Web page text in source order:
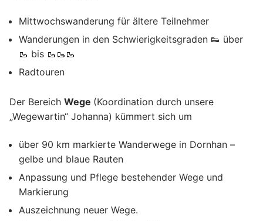
Mittwochswanderung für ältere Teilnehmer
Wanderungen in den Schwierigkeitsgraden 👟 über
🥾 bis 🥾🥾🥾
Radtouren
Der Bereich Wege (Koordination durch unsere
„Wegewartin“ Johanna) kümmert sich um
über 90 km markierte Wanderwege in Dornhan –
gelbe und blaue Rauten
Anpassung und Pflege bestehender Wege und
Markierung
Auszeichnung neuer Wege.